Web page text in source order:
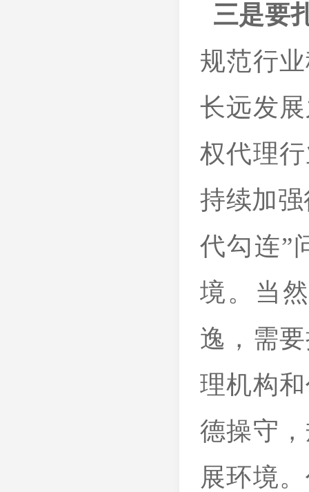
三是要
规范行
长远发
权代理
持续加
代勾连”
境。当
逸，需
理机构
德操守
展环境